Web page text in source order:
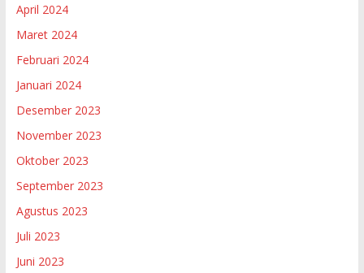
April 2024
Maret 2024
Februari 2024
Januari 2024
Desember 2023
November 2023
Oktober 2023
September 2023
Agustus 2023
Juli 2023
Juni 2023